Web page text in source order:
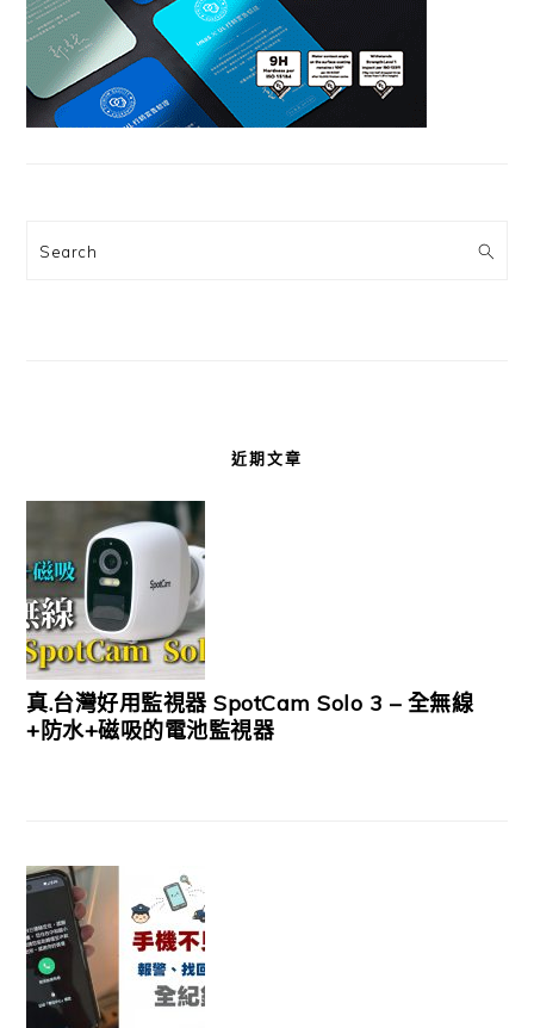
Search
近期文章
真.台灣好用監視器 SpotCam Solo 3 – 全無線
+防水+磁吸的電池監視器